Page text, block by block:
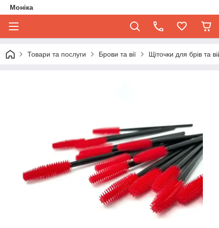
Моніка
Товари та послуги Брови та вії Щіточки для брів та